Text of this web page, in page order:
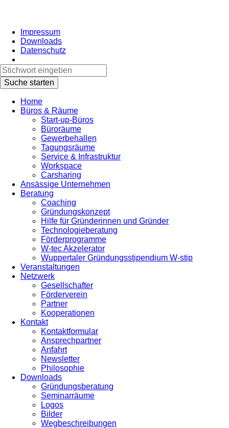
Impressum
Downloads
Datenschutz
Home
Büros & Räume
Start-up-Büros
Büroräume
Gewerbehallen
Tagungsräume
Service & Infrastruktur
Workspace
Carsharing
Ansässige Unternehmen
Beratung
Coaching
Gründungskonzept
Hilfe für Gründerinnen und Gründer
Technologieberatung
Förderprogramme
W-tec Akzelerator
Wuppertaler Gründungsstipendium W-stip
Veranstaltungen
Netzwerk
Gesellschafter
Förderverein
Partner
Kooperationen
Kontakt
Kontaktformular
Ansprechpartner
Anfahrt
Newsletter
Philosophie
Downloads
Gründungsberatung
Seminarräume
Logos
Bilder
Wegbeschreibungen